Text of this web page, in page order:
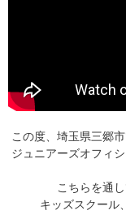
この度、埼玉県三郷
ジュニアーズオフィ
こちらを通
キッズスクール